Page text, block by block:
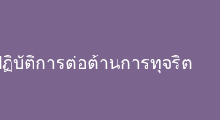
บัติการต่อต้านการทุจริต